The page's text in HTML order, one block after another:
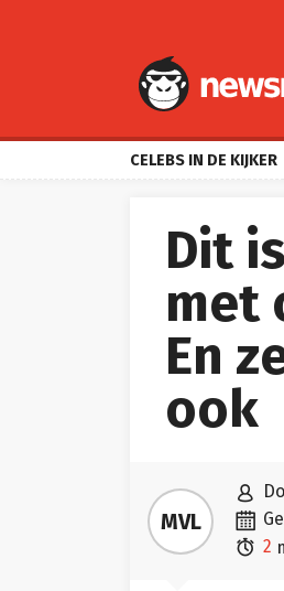
CELEBS IN DE KIJKER
Dit
met
En
ook
MVL


 2